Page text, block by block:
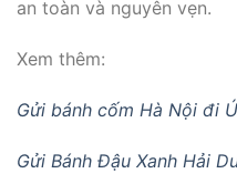
an toàn và nguyên vẹn.
Xem thêm:
Gửi bánh cốm Hà Nội đi
Gửi Bánh Đậu Xanh Hải